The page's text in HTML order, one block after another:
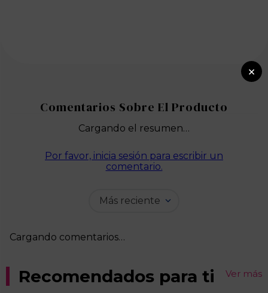
Cargando el resumen…
Por favor, inicia sesión para escribir un
comentario.
Más reciente
Cargando comentarios…
Recomendados para ti Ver más
×